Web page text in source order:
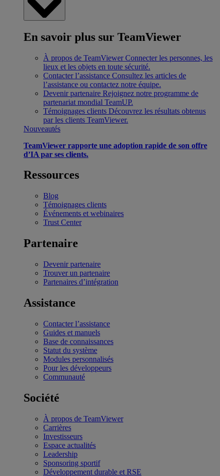
En savoir plus sur TeamViewer
À propos de TeamViewer Connecter les personnes, les
lieux et les objets en toute sécurité.
Contacter l’assistance Consultez les articles de
l’assistance ou contactez notre équipe.
Devenir partenaire Rejoignez notre programme de
partenariat mondial TeamUP.
Témoignages clients Découvrez les résultats obtenus
par les clients TeamViewer.
Nouveautés
TeamViewer rapporte une adoption rapide de son offre
d’IA par ses clients.
Ressources
Blog
Témoignages clients
Événements et webinaires
Trust Center
Partenaire
Devenir partenaire
Trouver un partenaire
Partenaires d’intégration
Assistance
Contacter l’assistance
Guides et manuels
Base de connaissances
Statut du système
Modules personnalisés
Pour les développeurs
Communauté
Société
À propos de TeamViewer
Carrières
Investisseurs
Espace actualités
Leadership
Sponsoring sportif
Développement durable et RSE